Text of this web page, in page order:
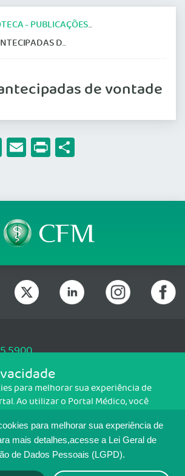
para melhorar sua experiência de
mais detalhes,acesse a Lei Geral de
de Dados Pessoais (LGPD).
- PUBLICAÇÕES DO CFM
DE VONTADE
de vontade
LinkedIn
Email
Print
5900
115, L2 Sul, Brasília/DF - CEP: 70200-760 -
30
para melhorar sua experiência de
Ao utilizar o Portal Médico, você
sobre como isso é feito, acesse
. Se você concorda, clique em ACEITO.